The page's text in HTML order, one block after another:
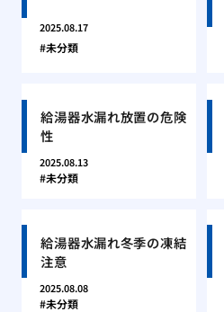
2025.08.17
未分類
給湯器水漏れ放置の危険
性
2025.08.13
未分類
給湯器水漏れ冬季の凍結
注意
2025.08.08
未分類